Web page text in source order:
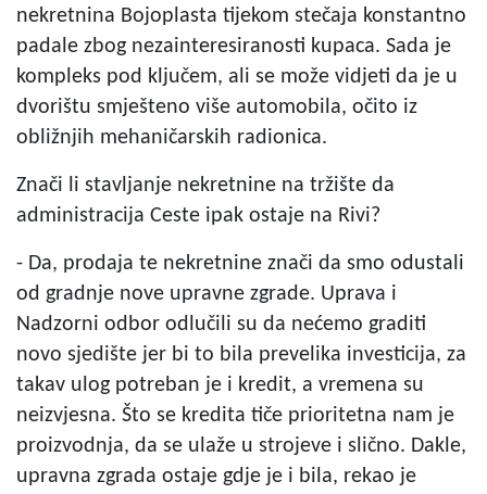
nekretnina Bojoplasta tijekom stečaja konstantno
padale zbog nezainteresiranosti kupaca. Sada je
kompleks pod ključem, ali se može vidjeti da je u
dvorištu smješteno više automobila, očito iz
obližnjih mehaničarskih radionica.
Znači li stavljanje nekretnine na tržište da
administracija Ceste ipak ostaje na Rivi?
- Da, prodaja te nekretnine znači da smo odustali
od gradnje nove upravne zgrade. Uprava i
Nadzorni odbor odlučili su da nećemo graditi
novo sjedište jer bi to bila prevelika investicija, za
takav ulog potreban je i kredit, a vremena su
neizvjesna. Što se kredita tiče prioritetna nam je
proizvodnja, da se ulaže u strojeve i slično. Dakle,
upravna zgrada ostaje gdje je i bila, rekao je